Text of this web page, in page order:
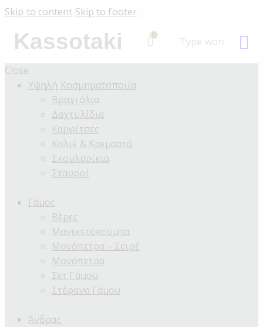
Skip to content Skip to footer
Kassotaki 0
Close
Υψηλή Κοσμηματοποιία
Βραχιόλια
Δαχτυλίδια
Καρφίτσες
Κολιέ & Κρεμαστά
Σκουλαρίκια
Σταυροί
Γάμος
Βέρες
Μανικετόκουμπα
Μονόπετρα – Σειρέ
Μονόπετρα
Σετ Γάμου
Στέφανα Γάμου
Άνδρας